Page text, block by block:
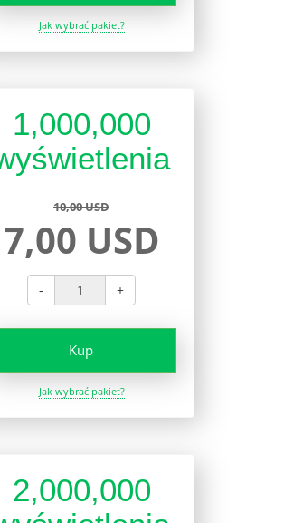
Jak wybrać pakiet?
1,000,000
10,00 USD
7,00 USD
- +
Kup
Jak wybrać pakiet?
2,000,000